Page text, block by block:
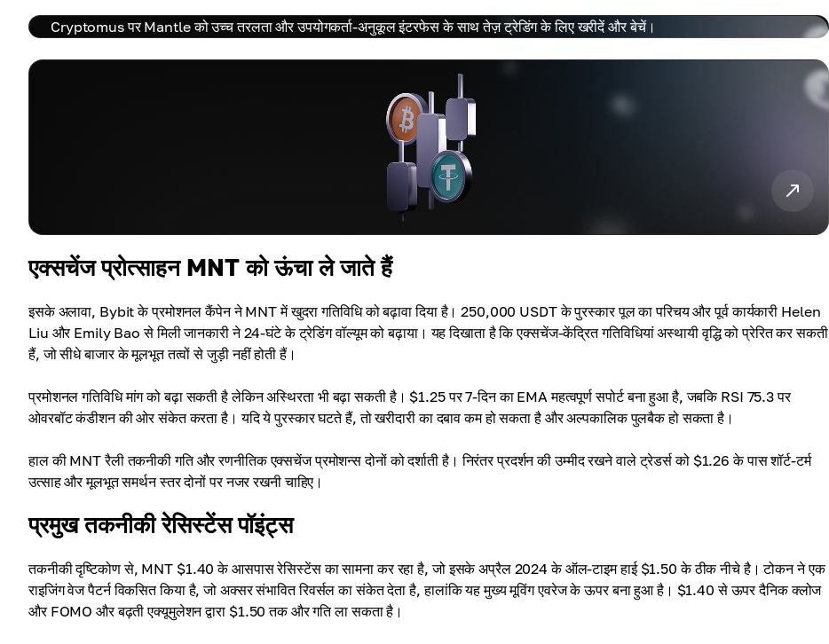
Cryptomus पर Mantle को उच्च तरलता और उपयोगकर्ता-अनुकूल इंटरफेस के साथ तेज़ ट्रेडिंग के लिए खरीदें और बेचें।
एक्सचेंज प्रोत्साहन MNT को ऊंचा ले जाते हैं
इसके अलावा, Bybit के प्रमोशनल कैंपेन ने MNT में खुदरा गतिविधि को बढ़ावा दिया है। 250,000 USDT के पुरस्कार पूल का परिचय और पूर्व कार्यकारी Helen
Liu और Emily Bao से मिली जानकारी ने 24-घंटे के ट्रेडिंग वॉल्यूम को बढ़ाया। यह दिखाता है कि एक्सचेंज-केंद्रित गतिविधियां अस्थायी वृद्धि को प्रेरित कर सकती
हैं, जो सीधे बाजार के मूलभूत तत्वों से जुड़ी नहीं होती हैं।
प्रमोशनल गतिविधि मांग को बढ़ा सकती है लेकिन अस्थिरता भी बढ़ा सकती है। $1.25 पर 7-दिन का EMA महत्वपूर्ण सपोर्ट बना हुआ है, जबकि RSI 75.3 पर
ओवरबॉट कंडीशन की ओर संकेत करता है। यदि ये पुरस्कार घटते हैं, तो खरीदारी का दबाव कम हो सकता है और अल्पकालिक पुलबैक हो सकता है।
हाल की MNT रैली तकनीकी गति और रणनीतिक एक्सचेंज प्रमोशन्स दोनों को दर्शाती है। निरंतर प्रदर्शन की उम्मीद रखने वाले ट्रेडर्स को $1.26 के पास शॉर्ट-टर्म
उत्साह और मूलभूत समर्थन स्तर दोनों पर नजर रखनी चाहिए।
प्रमुख तकनीकी रेसिस्टेंस पॉइंट्स
तकनीकी दृष्टिकोण से, MNT $1.40 के आसपास रेसिस्टेंस का सामना कर रहा है, जो इसके अप्रैल 2024 के ऑल-टाइम हाई $1.50 के ठीक नीचे है। टोकन ने एक
राइजिंग वेज पैटर्न विकसित किया है, जो अक्सर संभावित रिवर्सल का संकेत देता है, हालांकि यह मुख्य मूविंग एवरेज के ऊपर बना हुआ है। $1.40 से ऊपर दैनिक क्लोज
और FOMO और बढ़ती एक्यूमुलेशन द्वारा $1.50 तक और गति ला सकता है।